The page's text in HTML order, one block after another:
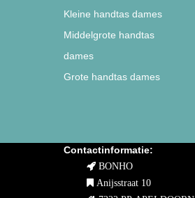
Kleine handtas dames
Middelgrote handtas
dames
Grote handtas dames
Contactinformatie:
BONHO
Anijsstraat 10